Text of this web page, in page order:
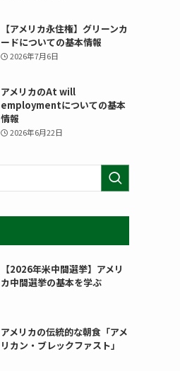
【アメリカ永住権】グリーンカ
ードについての基本情報
2026年7月6日
アメリカのAt will
employmentについての基本
情報
2026年6月22日
【2026年米中間選挙】アメリ
カ中間選挙の基本を学ぶ
アメリカの伝統的な朝食「アメ
リカン・ブレックファスト」